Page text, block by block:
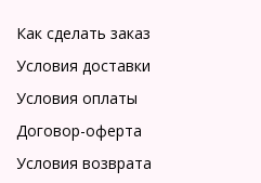
Как сделать заказ
Условия доставки
Условия оплаты
Договор-оферта
Условия возврата